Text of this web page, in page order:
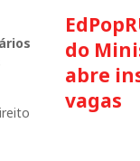
do
abre
vagas